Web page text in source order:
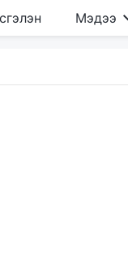
Мэдээ